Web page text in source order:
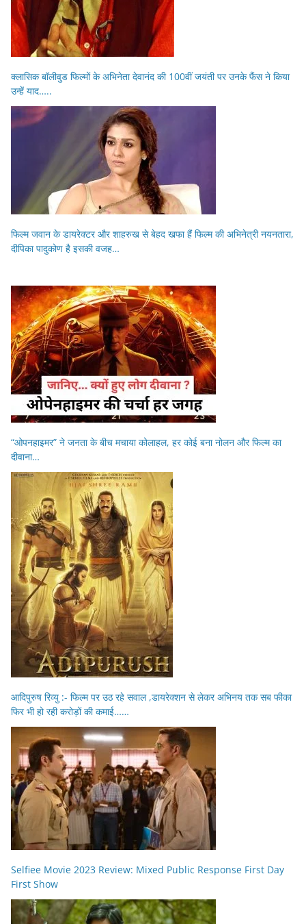
क्लासिक बॉलीवुड फिल्मों के अभिनेता देवानंद की 100वीं जयंती पर उनके फैंस ने किया
उन्हें याद…..
फिल्म जवान के डायरेक्टर और शाहरुख से बेहद खफा हैं फिल्म की अभिनेत्री नयनतारा,
दीपिका पादुकोण है इसकी वजह…
“ओपनहाइमर” ने जनता के बीच मचाया कोलाहल, हर कोई बना नोलन और फिल्म का
दीवाना…
आदिपुरुष रिव्यु :- फिल्म पर उठ रहे सवाल ,डायरेक्शन से लेकर अभिनय तक सब फीका
फिर भी हो रही करोड़ों की कमाई……
Selfiee Movie 2023 Review: Mixed Public Response First Day
First Show